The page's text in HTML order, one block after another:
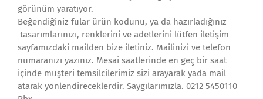
görünüm yaratıyor.
Beğendiğiniz fular ürün kodunu, ya da hazırladığınız
tasarımlarınızı, renklerini ve adetlerini lütfen iletişim
sayfamızdaki mailden bize iletiniz. Mailinizi ve telefon
numaranızı yazınız. Mesai saatlerinde en geç bir saat
içinde müşteri temsilcilerimiz sizi arayarak yada mail
atarak yönlendireceklerdir. Saygılarımızla. 0212 5450110